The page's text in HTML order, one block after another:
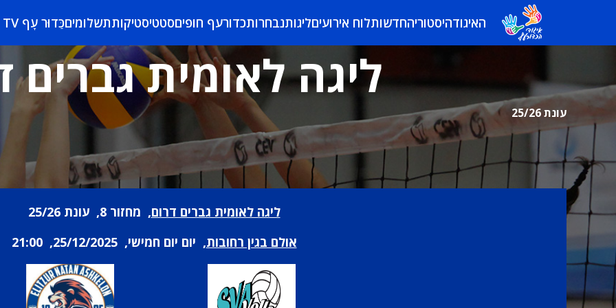
האיגודהיסטוריהחדשותלוח אירועיםליגותנבחרותכדורעף חופיםסטטיסטיקותתשלומיםכַּדוּר עָף TV
ליגה לאומית גברים
עונת 25/26
ליגה לאומית גברים דרום, מחזור 8, עונת 25/26
אולם בגין רחובות, יום יום חמישי, 25/12/2025, 21:00